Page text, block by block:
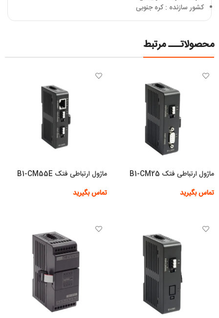
کشور سازنده : کره جنوبی
محصولاتـــ مرتبط
ماژول ارتباطی فتک B1-CM25
تماس بگیرید
ماژول ارتباطی فتک B1-CM55E
تماس بگیرید